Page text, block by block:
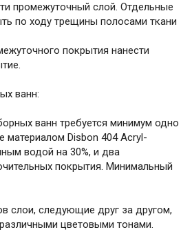
промежуточный слой. Отдельные
по ходу трещины полосами ткани
покрытия нанести
ванн:
ванн требуется минимум одно
материалом Disbon 404 Acryl-
водой на 30%, и два
покрытия. Минимальный
слои, следующие друг за другом,
цветовыми тонами.